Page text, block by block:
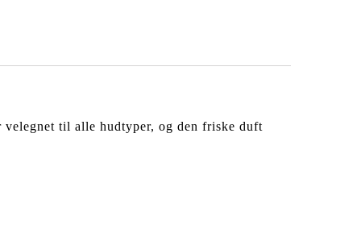
til alle hudtyper, og den friske duft